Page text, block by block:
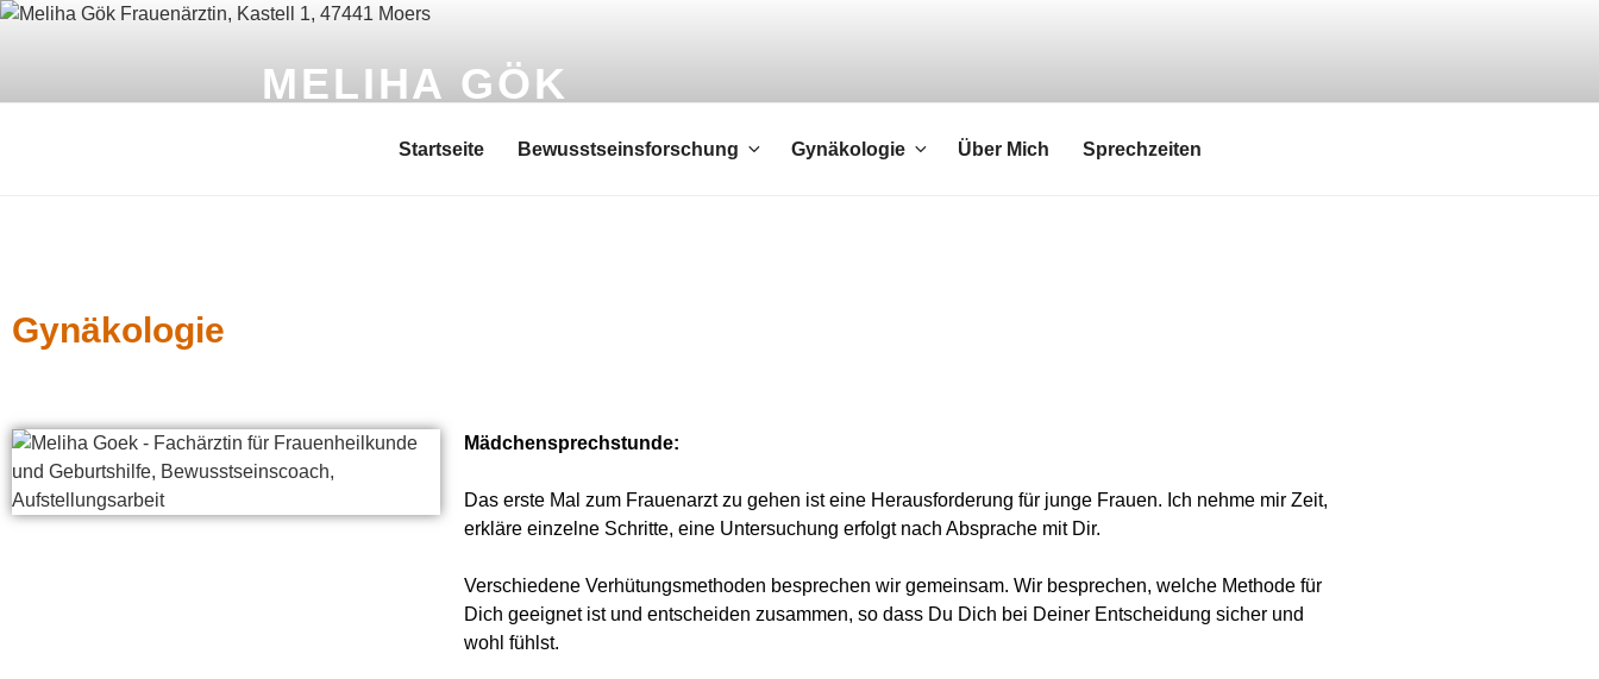
MELIHA GÖK
Startseite
Bewusstseinsforschung Gynäkologie Über Mich Sprechzeiten
Gynäkologie
Mädchensprechstunde:
Das erste Mal zum Frauenarzt zu gehen ist eine Herausforderung für junge Frauen. Ich nehme mir Zeit,
erkläre einzelne Schritte, eine Untersuchung erfolgt nach Absprache mit Dir.
Verschiedene Verhütungsmethoden besprechen wir gemeinsam. Wir besprechen, welche Methode für
Dich geeignet ist und entscheiden zusammen, so dass Du Dich bei Deiner Entscheidung sicher und
wohl fühlst.